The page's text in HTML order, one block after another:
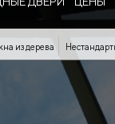
из дерева